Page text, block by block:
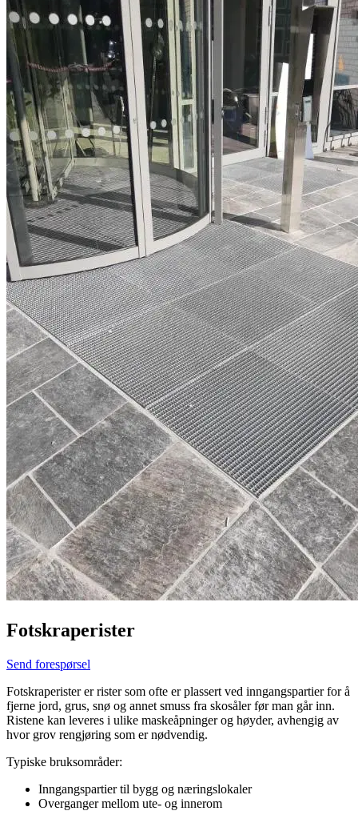
Fotskraperister
Send forespørsel
Fotskraperister er rister som ofte er plassert ved inngangspartier for å
fjerne jord, grus, snø og annet smuss fra skosåler før man går inn.
Ristene kan leveres i ulike maskeåpninger og høyder, avhengig av
hvor grov rengjøring som er nødvendig.
Typiske bruksområder:
Inngangspartier til bygg og næringslokaler
Overganger mellom ute- og innerom